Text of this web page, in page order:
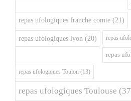
repas ufologiques franche comte (21)
repas ufologiques lyon (20) repas
repas
repas ufologiques Toulon (13)
repas ufologiques Toulouse